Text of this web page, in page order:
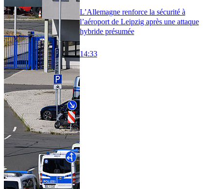
L’Allemagne renforce la sécurité à
l’aéroport de Leipzig après une attaque
hybride présumée
14:33